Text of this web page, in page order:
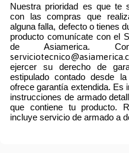
Nuestra prioridad es que te
con las compras que
alguna falla, defecto o tienes
producto comunícate con el
de Asiamerica.
ejercer su derecho de
estipulado contado desde
ofrece garantía extendida. Es
instrucciones de armado
que contiene tu producto.
incluye servicio de armado a